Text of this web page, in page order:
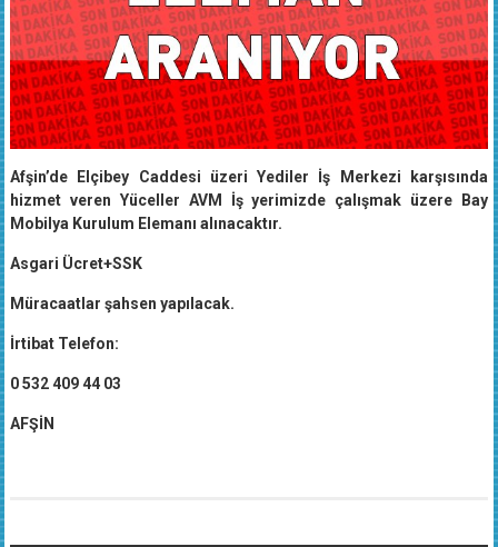
Afşin’de Elçibey Caddesi üzeri Yediler İş Merkezi karşısında
hizmet veren Yüceller AVM İş yerimizde çalışmak üzere Bay
Mobilya Kurulum Elemanı alınacaktır.
Asgari Ücret+SSK
Müracaatlar şahsen yapılacak.
İrtibat Telefon:
0 532 409 44 03
AFŞİN